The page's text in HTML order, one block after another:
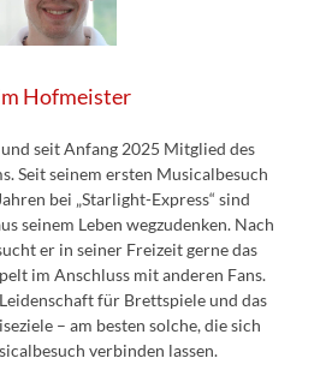
Hofmeister
seit Anfang 2025 Mitglied des
Seit seinem ersten Musicalbesuch
bei „Starlight-Express“ sind
seinem Leben wegzudenken. Nach
er in seiner Freizeit gerne das
im Anschluss mit anderen Fans.
für Brettspiele und das
– am besten solche, die sich
verbinden lassen.